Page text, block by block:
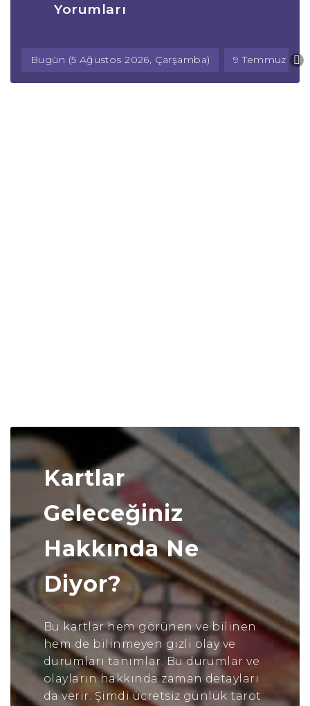
Yorumları
Bugün (5 Ağustos 2026, Çarşamba) 9 Temmuz
Kartlar
Geleceğiniz
Hakkında Ne
Diyor?
Bu kartlar hem görünen ve bilinen
hem de bilinmeyen gizli olay ve
durumları tanımlar. Bu durumlar ve
olayların hakkında zaman detayları
da verir. Şimdi ücretsiz günlük tarot